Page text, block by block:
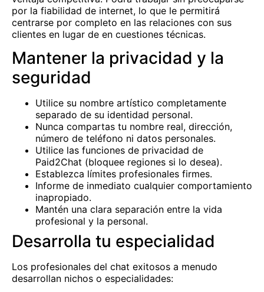
por la fiabilidad de internet, lo que le permitirá
centrarse por completo en las relaciones con sus
clientes en lugar de en cuestiones técnicas.
Mantener la privacidad y la
seguridad
Utilice su nombre artístico completamente
separado de su identidad personal.
Nunca compartas tu nombre real, dirección,
número de teléfono ni datos personales.
Utilice las funciones de privacidad de
Paid2Chat (bloquee regiones si lo desea).
Establezca límites profesionales firmes.
Informe de inmediato cualquier comportamiento
inapropiado.
Mantén una clara separación entre la vida
profesional y la personal.
Desarrolla tu especialidad
Los profesionales del chat exitosos a menudo
desarrollan nichos o especialidades: